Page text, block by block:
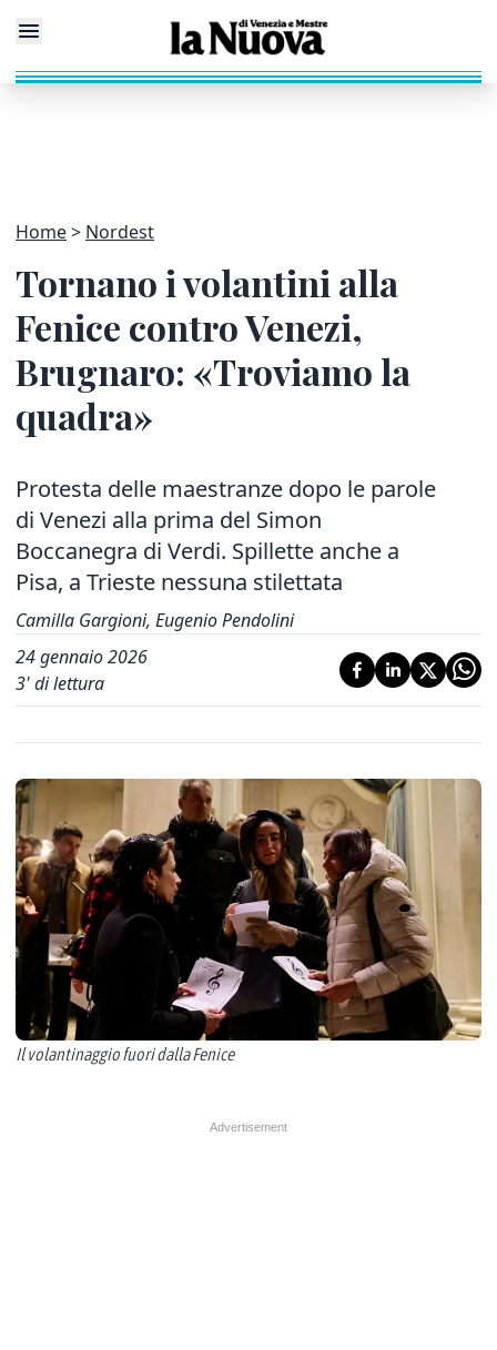
Home Nordest
Tornano i volantini alla
Fenice contro Venezi,
Brugnaro: «Troviamo la
quadra»
Protesta delle maestranze dopo le parole
di Venezi alla prima del Simon
Boccanegra di Verdi. Spillette anche a
Pisa, a Trieste nessuna stilettata
Camilla Gargioni, Eugenio Pendolini
24 gennaio 2026
3' di lettura
Il volantinaggio fuori dalla Fenice